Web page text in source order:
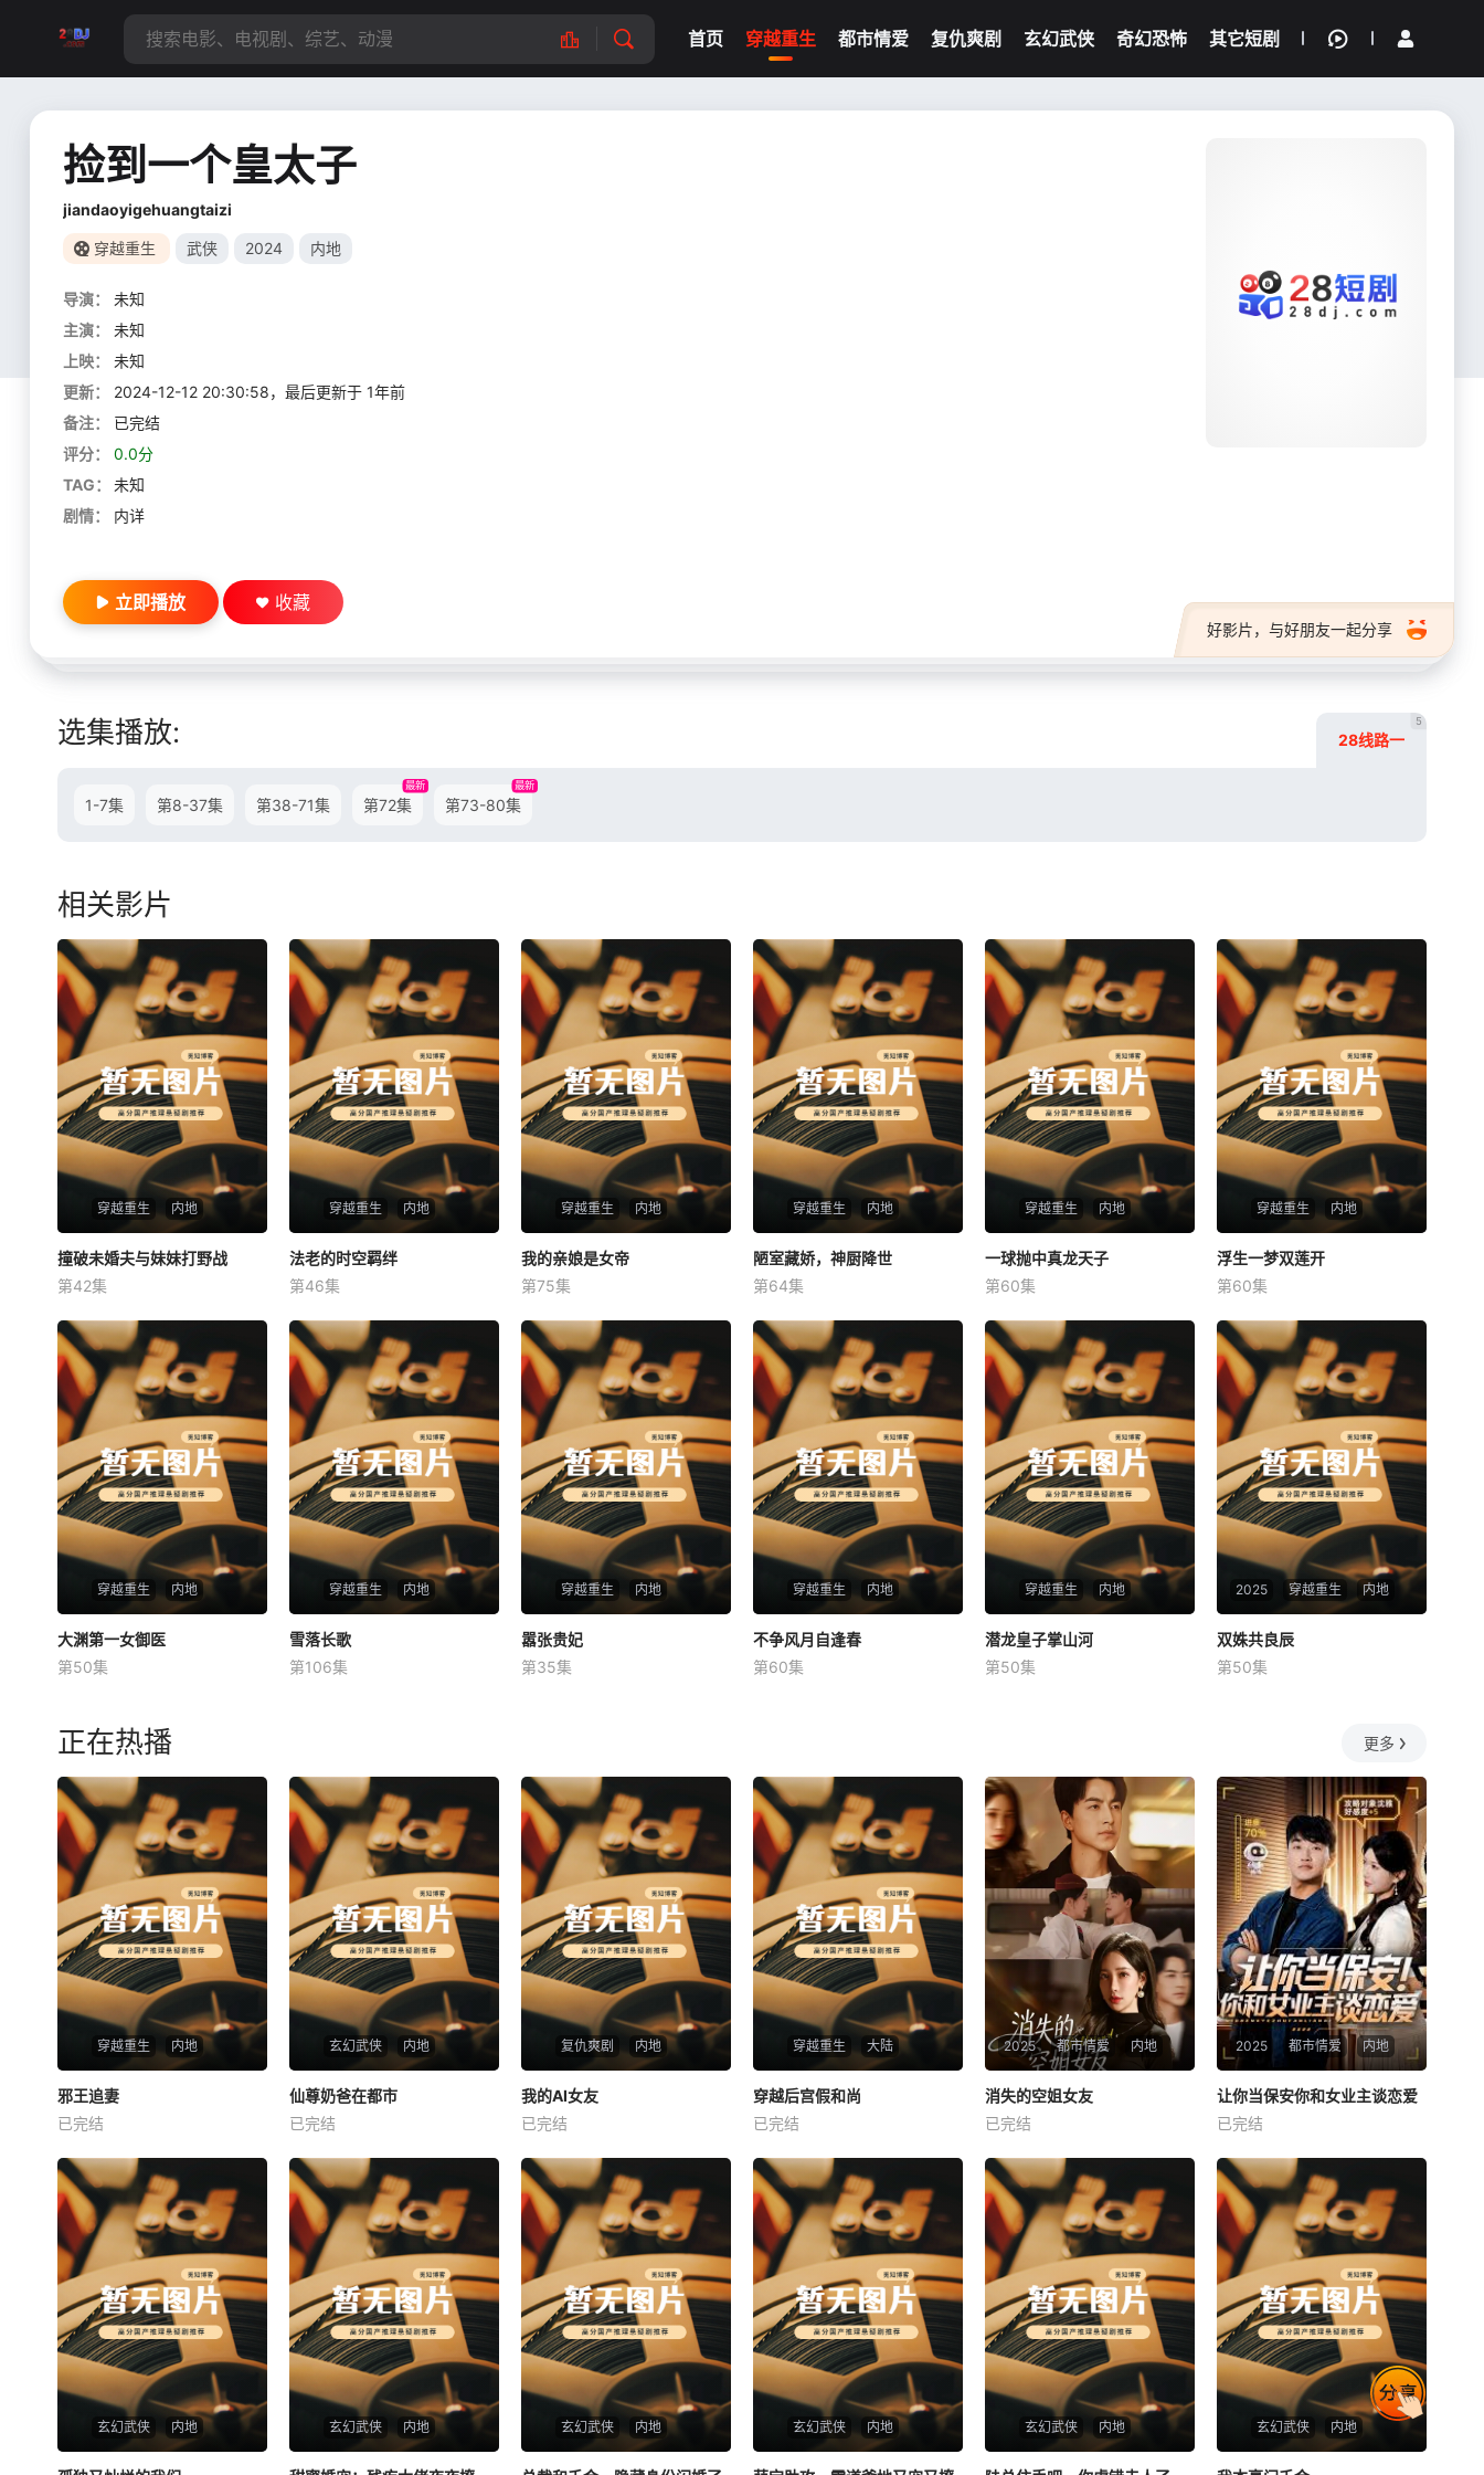
首页 穿越重生 都市情爱 复仇爽剧 玄幻武侠 奇幻恐怖 其它短剧
我的观影记录
捡到一个皇太子
jiandaoyigehuangtaizi
穿越重生 武侠 2024 内地
导演：
未知
主演：
未知
上映：
未知
更新：
2024-12-12 20:30:58，最后更新于 1年前
备注：
已完结
评分：
0.0分
TAG：
未知
剧情：
内详
好影片，与好朋友一起分享
立即播放 收藏
选集播放: 28线路一
5
1-7集 第8-37集 第38-71集 第72集
最新
第73-80集
最新
相关影片
穿越重生 内地
未知
撞破未婚夫与妹妹打野战
第42集
穿越重生 内地
法老的时空羁绊
未知
法老的时空羁绊
第46集
穿越重生 内地
我的亲娘是女帝
未知
我的亲娘是女帝
第75集
穿越重生 内地
陋室藏娇，神厨降世
未知
陋室藏娇，神厨降世
第64集
穿越重生 内地
一球抛中真龙天子
未知
一球抛中真龙天子
第60集
穿越重生 内地
浮生一梦双莲开
未知
浮生一梦双莲开
第60集
穿越重生 内地
大渊第一女御医
未知
大渊第一女御医
第50集
穿越重生 内地
雪落长歌
未知
雪落长歌
第106集
穿越重生 内地
嚣张贵妃
未知
嚣张贵妃
第35集
穿越重生 内地
不争风月自逢春
未知
不争风月自逢春
第60集
穿越重生 内地
潜龙皇子掌山河
未知
潜龙皇子掌山河
第50集
2025 穿越重生 内地
双姝共良辰
未知
双姝共良辰
第50集
正在热播 更多
穿越重生 内地
邪王追妻
未知
邪王追妻
已完结
玄幻武侠 内地
仙尊奶爸在都市
未知
仙尊奶爸在都市
已完结
复仇爽剧 内地
我的AI女友
未知
我的AI女友
已完结
穿越重生 大陆
穿越后宫假和尚
未知
穿越后宫假和尚
已完结
2025 都市情爱 内地
消失的空姐女友
未知
消失的空姐女友
已完结
2025 都市情爱 内地
未知
让你当保安你和女业主谈恋爱
已完结
玄幻武侠 内地 玄幻武侠 内地 玄幻武侠 内地 玄幻武侠 内地 玄幻武侠 内地 玄幻武侠 内地